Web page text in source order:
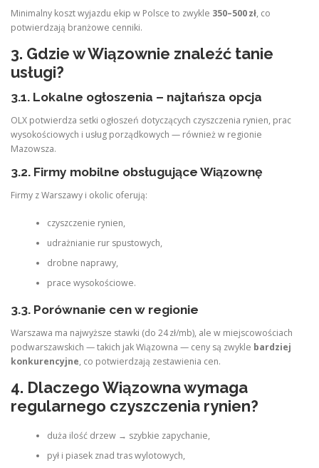
Minimalny koszt wyjazdu ekip w Polsce to zwykle 350–500 zł, co
potwierdzają branżowe cenniki.
3. Gdzie w Wiązownie znaleźć tanie
usługi?
3.1. Lokalne ogłoszenia – najtańsza opcja
OLX potwierdza setki ogłoszeń dotyczących czyszczenia rynien, prac
wysokościowych i usług porządkowych — również w regionie
Mazowsza.
3.2. Firmy mobilne obsługujące Wiązownę
Firmy z Warszawy i okolic oferują:
czyszczenie rynien,
udrażnianie rur spustowych,
drobne naprawy,
prace wysokościowe.
3.3. Porównanie cen w regionie
Warszawa ma najwyższe stawki (do 24 zł/mb), ale w miejscowościach
podwarszawskich — takich jak Wiązowna — ceny są zwykle bardziej
konkurencyjne, co potwierdzają zestawienia cen.
4. Dlaczego Wiązowna wymaga
regularnego czyszczenia rynien?
duża ilość drzew → szybkie zapychanie,
pył i piasek znad tras wylotowych,